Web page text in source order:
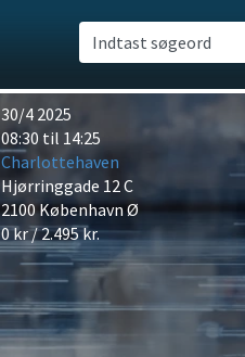
Indtast søgeord
30/4 2025
08:30 til 14:25
Charlottehaven
Hjørringgade 12 C
2100 København Ø
0 kr / 2.495 kr.